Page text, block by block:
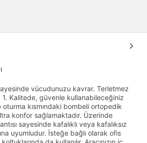
vücudunuzu kavrar. Terletmez
Kalitede, güvenle kullanabileceğiniz
oturma kısmındaki bombeli ortopedik
konfor sağlamaktadır. Üzerinde
sayesinde kafalıklı veya kafalıksız
uyumludur. İsteğe bağlı olarak ofis